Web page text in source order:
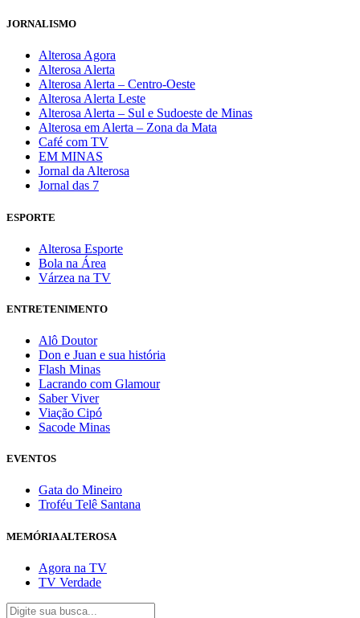
JORNALISMO
Alterosa Agora
Alterosa Alerta
Alterosa Alerta – Centro-Oeste
Alterosa Alerta Leste
Alterosa Alerta – Sul e Sudoeste de Minas
Alterosa em Alerta – Zona da Mata
Café com TV
EM MINAS
Jornal da Alterosa
Jornal das 7
ESPORTE
Alterosa Esporte
Bola na Área
Várzea na TV
ENTRETENIMENTO
Alô Doutor
Don e Juan e sua história
Flash Minas
Lacrando com Glamour
Saber Viver
Viação Cipó
Sacode Minas
EVENTOS
Gata do Mineiro
Troféu Telê Santana
MEMÓRIA ALTEROSA
Agora na TV
TV Verdade